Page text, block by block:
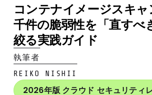
コンテナイメージスキ
千件の脆弱性を「直すべ
絞る実践ガイド
執筆者
REIKO NISHII
2026年版 クラウド セキュリティ